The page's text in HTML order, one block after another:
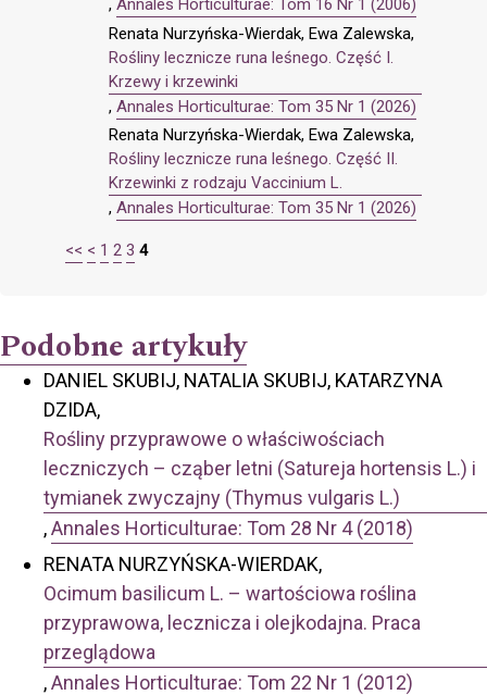
, Annales Horticulturae: Tom 16 Nr 1 (2006)
Renata Nurzyńska-Wierdak, Ewa Zalewska,
Rośliny lecznicze runa leśnego. Część I.
Krzewy i krzewinki
, Annales Horticulturae: Tom 35 Nr 1 (2026)
Renata Nurzyńska-Wierdak, Ewa Zalewska,
Rośliny lecznicze runa leśnego. Część II.
Krzewinki z rodzaju Vaccinium L.
, Annales Horticulturae: Tom 35 Nr 1 (2026)
<< < 1 2 3 4
Podobne artykuły
DANIEL SKUBIJ, NATALIA SKUBIJ, KATARZYNA
DZIDA,
Rośliny przyprawowe o właściwościach
leczniczych – cząber letni (Satureja hortensis L.) i
tymianek zwyczajny (Thymus vulgaris L.)
,Annales Horticulturae: Tom 28 Nr 4 (2018)
RENATA NURZYŃSKA-WIERDAK,
Ocimum basilicum L. – wartościowa roślina
przyprawowa, lecznicza i olejkodajna. Praca
przeglądowa
,Annales Horticulturae: Tom 22 Nr 1 (2012)